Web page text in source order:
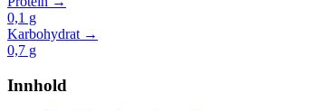
0,1 g
Karbohydrat →
0,7 g
Innhold